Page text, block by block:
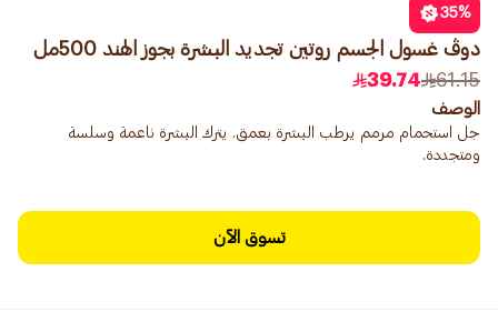
35%
دوڤ غسول الجسم روتين تجديد البشرة بجوز الهند 500مل
61.15
39.74
الوصف
جل استحمام مرمم يرطب البشرة بعمق. يترك البشرة ناعمة وسلسة
ومتجددة.
تسوق الآن